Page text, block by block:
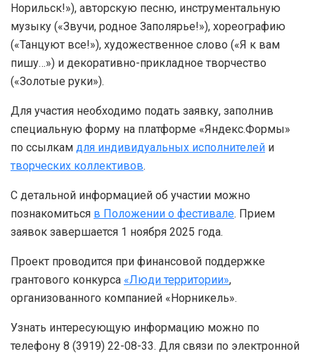
Норильск!»), авторскую песню, инструментальную
музыку («Звучи, родное Заполярье!»), хореографию
(«Танцуют все!»), художественное слово («Я к вам
пишу…») и декоративно-прикладное творчество
(«Золотые руки»).
Для участия необходимо подать заявку, заполнив
специальную форму на платформе «Яндекс.Формы»
по ссылкам для индивидуальных исполнителей и
творческих коллективов.
С детальной информацией об участии можно
познакомиться в Положении о фестивале. Прием
заявок завершается 1 ноября 2025 года.
Проект проводится при финансовой поддержке
грантового конкурса «Люди территории»,
организованного компанией «Норникель».
Узнать интересующую информацию можно по
телефону 8 (3919) 22-08-33. Для связи по электронной